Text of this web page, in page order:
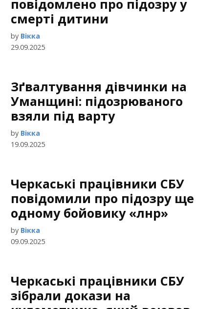
повідомлено про підозру у
смерті дитини
by Вікка
29.09.2025
Зґвалтування дівчинки на
Уманщині: підозрюваного
взяли під варту
by Вікка
19.09.2025
Черкаські працівники СБУ
повідомили про підозру ще
одному бойовику «лнр»
by Вікка
09.09.2025
Черкаські працівники СБУ
зібрали докази на